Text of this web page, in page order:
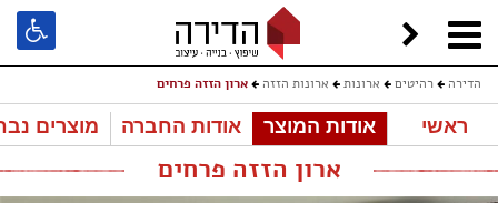
הדירה רהיטים ארונות ארונות הזזה ארון הזזה פרחים
ראשי אודות המוצר אודות החברה מוצרים
ארון הזזה פרחים